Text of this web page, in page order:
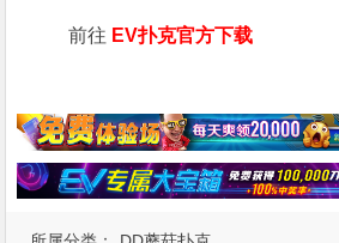
前往 EV扑克官方下载